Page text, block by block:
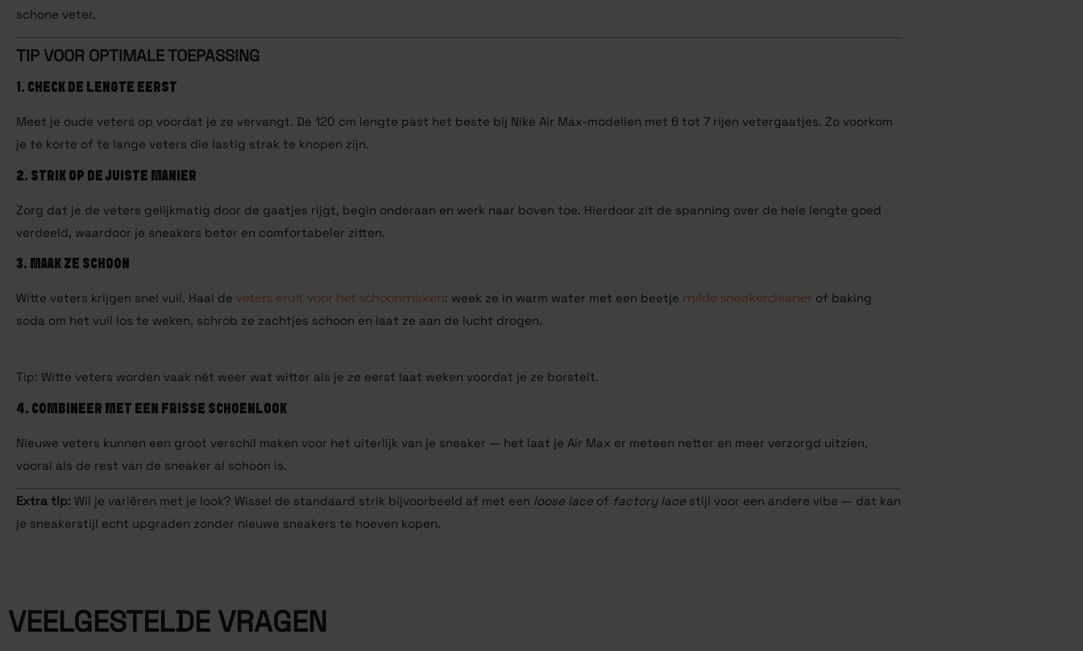
schone veter.
TIP VOOR OPTIMALE TOEPASSING
1. CHECK DE LENGTE EERST
Meet je oude veters op voordat je ze vervangt. De 120 cm lengte past het beste bij Nike Air Max-modellen met 6 tot 7 rijen vetergaatjes. Zo voorkom
je te korte of te lange veters die lastig strak te knopen zijn.
2. STRIK OP DE JUISTE MANIER
Zorg dat je de veters gelijkmatig door de gaatjes rijgt, begin onderaan en werk naar boven toe. Hierdoor zit de spanning over de hele lengte goed
verdeeld, waardoor je sneakers beter en comfortabeler zitten.
3. MAAK ZE SCHOON
Witte veters krijgen snel vuil. Haal de veters eruit voor het schoonmaken: week ze in warm water met een beetje milde sneakercleaner of baking
soda om het vuil los te weken, schrob ze zachtjes schoon en laat ze aan de lucht drogen.
Tip: Witte veters worden vaak nét weer wat witter als je ze eerst laat weken voordat je ze borstelt.
4. COMBINEER MET EEN FRISSE SCHOENLOOK
Nieuwe veters kunnen een groot verschil maken voor het uiterlijk van je sneaker — het laat je Air Max er meteen netter en meer verzorgd uitzien,
vooral als de rest van de sneaker al schoon is.
Extra tip: Wil je variëren met je look? Wissel de standaard strik bijvoorbeeld af met een loose lace of factory lace stijl voor een andere vibe — dat kan
je sneakerstijl echt upgraden zonder nieuwe sneakers te hoeven kopen.
VEELGESTELDE VRAGEN